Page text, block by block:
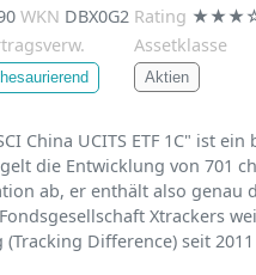
WKN DBX0G2 Rating
Assetklasse
Aktien
China UCITS ETF 1C" ist
die Entwicklung von 701
ab, er enthält also genau
Xtrackers
Difference) seit